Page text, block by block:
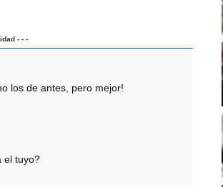
- - -
los de antes, pero mejor!
el tuyo?